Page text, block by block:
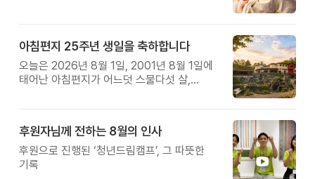
아침편지 25주년 생일을 축하합니다
오늘은 2026년 8월 1일, 2001년 8월 1일에
태어난 아침편지가 어느덧 스물다섯 살,
후원자님께 전하는 8월의 인사
후원으로 진행된 ‘청년드림캠프’, 그 따뜻한
기록